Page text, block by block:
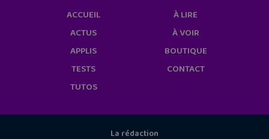
ACCUEIL
ACTUS
APPLIS
TESTS
TUTOS
À LIRE
À VOIR
BOUTIQUE
CONTACT
La rédaction